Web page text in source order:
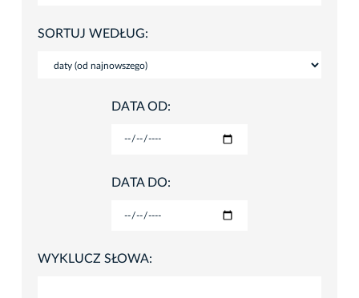
SORTUJ WEDŁUG:
DATA OD:
DATA DO:
WYKLUCZ SŁOWA: